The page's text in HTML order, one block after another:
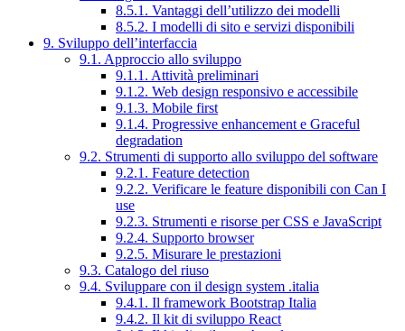
8.5.1. Vantaggi dell’utilizzo dei modelli
8.5.2. I modelli di sito e servizi disponibili
9. Sviluppo dell’interfaccia
9.1. Approccio allo sviluppo
9.1.1. Attività preliminari
9.1.2. Web design responsivo e accessibile
9.1.3. Mobile first
9.1.4. Progressive enhancement e Graceful
degradation
9.2. Strumenti di supporto allo sviluppo del software
9.2.1. Feature detection
9.2.2. Verificare le feature disponibili con Can I
use
9.2.3. Strumenti e risorse per CSS e JavaScript
9.2.4. Supporto browser
9.2.5. Misurare le prestazioni
9.3. Catalogo del riuso
9.4. Sviluppare con il design system .italia
9.4.1. Il framework Bootstrap Italia
9.4.2. Il kit di sviluppo React